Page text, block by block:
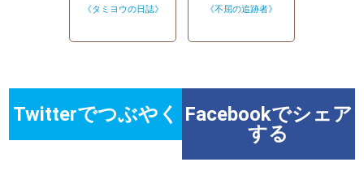
《タミヨウの日誌》 《不屈の追跡者》
Twitterでつぶやく
Facebookでシェア
する